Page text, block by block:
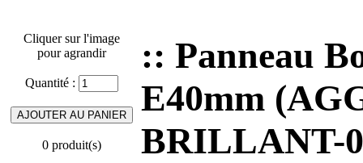
Cliquer sur l'image
pour agrandir
Quantité :
0 produit(s)
:: Panneau
E40mm
BRILLANT-